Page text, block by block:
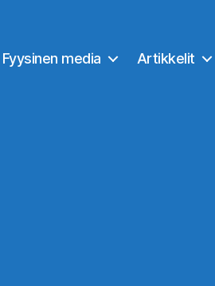
Fyysinen media Artikkelit